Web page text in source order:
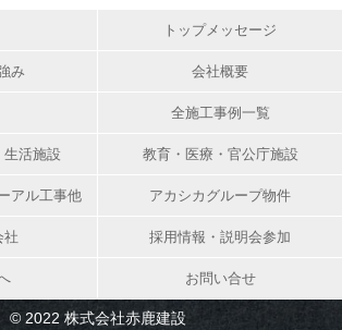
トップメッセージ
み 会社概要
全施工事例一覧
生活施設 教育・医療・官公庁施設
アル工事他 アカシカグループ物件
社 採用情報・説明会参加
お問い合せ
© 2022 株式会社赤鹿建設